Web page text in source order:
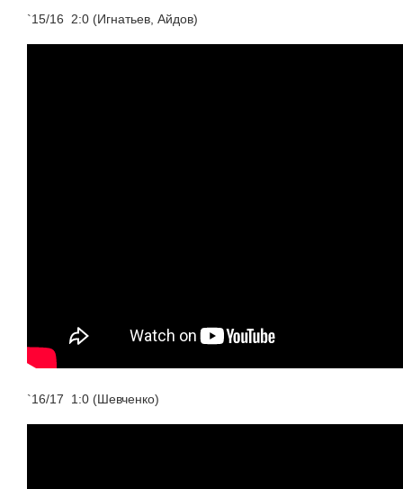
`15/16 2:0 (Игнатьев, Айдов)
`16/17 1:0 (Шевченко)